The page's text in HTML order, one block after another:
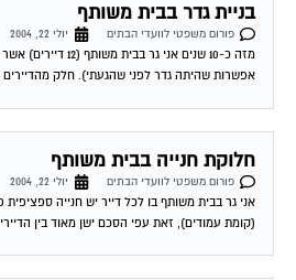
בניית גדר בבית משותף
פורום משפטי לוועדי הבתים
יולי 22, 2004
מזה כ-10 שנים אני גר
אפשרות שהיתה גדר לפני שהגעתי). חלק מהדיירים
חלוקת חנייה בבית משותף
פורום משפטי לוועדי הבתים
יולי 22, 2004
אני גר בבית משותף בו לכל דייר יש חנייה
(קומת עמודים), זאת עפי הסכם ישן מאוד בין